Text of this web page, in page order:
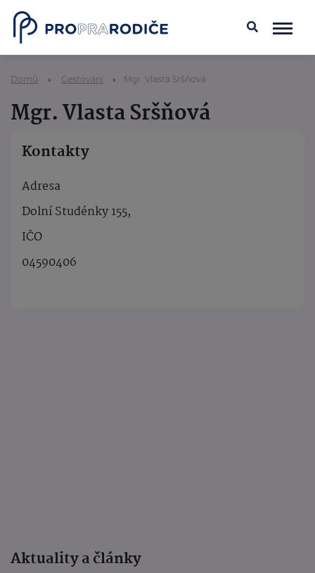
Domů Cestování Mgr. Vlasta Sršňová
Mgr. Vlasta Sršňová
Kontakty
Adresa
Dolní Studénky 155,
IČO
04590406
Aktuality a články